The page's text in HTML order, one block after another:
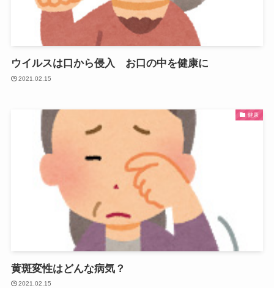
ウイルスは口から侵入 お口の中を健康に
2021.02.15
健康
黄斑変性はどんな病気？
2021.02.15